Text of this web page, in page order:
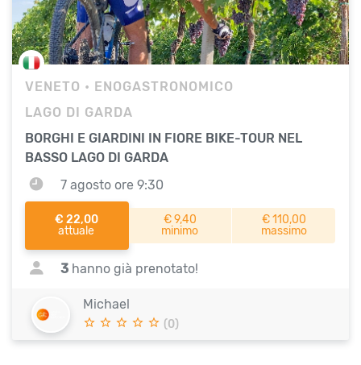
VENETO • ENOGASTRONOMICO
LAGO DI GARDA
BORGHI E GIARDINI IN FIORE BIKE-TOUR NEL
BASSO LAGO DI GARDA
7 agosto ore 9:30
€ 22,00
attuale
€ 9,40
minimo
€ 110,00
massimo
3 hanno già prenotato!
Michael
(0)